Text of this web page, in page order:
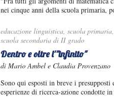
nei cinque anni della scuola primaria,
educazione linguistica, scuola primaria
scuola secondaria di II grado
Dentro e oltre l'"infinito"
di Mario Ambel e Claudia Provenzano
Sono qui esposti in breve i
esperienze di ricerca-azione condotte